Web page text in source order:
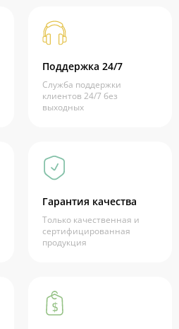
Поддержка 24/7
Служба поддержки
клиентов 24/7 без
выходных
Гарантия качества
Только качественная и
сертифицированная
продукция